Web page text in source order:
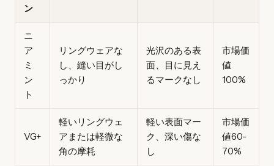
ン
ニ
ア
ミ
ン
ト
リングウェアな
し、縫い目がし
っかり
光沢のある表
面、目に見え
るマークなし
市場価
値
100%
VG+
軽いリングウェ
アまたは軽微な
角の摩耗
軽い表面マー
ク、深い傷な
し
市場価
値60-
70%